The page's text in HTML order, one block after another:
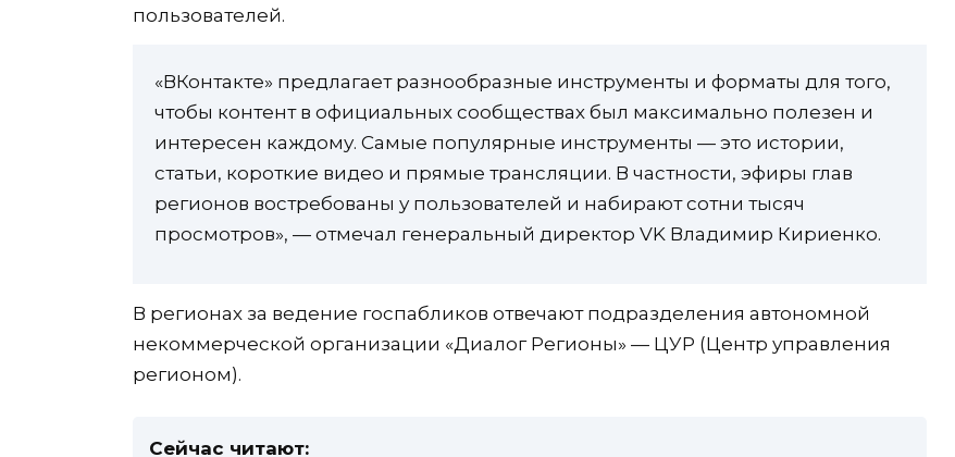
пользователей.
«ВКонтакте» предлагает разнообразные инструменты и форматы для того,
чтобы контент в официальных сообществах был максимально полезен и
интересен каждому. Самые популярные инструменты — это истории,
статьи, короткие видео и прямые трансляции. В частности, эфиры глав
регионов востребованы у пользователей и набирают сотни тысяч
просмотров», — отмечал генеральный директор VK Владимир Кириенко.
В регионах за ведение госпабликов отвечают подразделения автономной
некоммерческой организации «Диалог Регионы» — ЦУР (Центр управления
регионом).
Сейчас читают: